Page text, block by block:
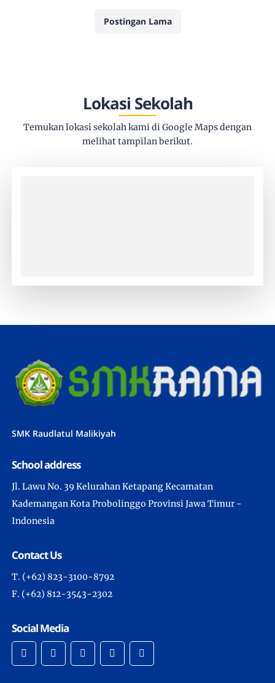
Postingan Lama
Lokasi Sekolah
Temukan lokasi sekolah kami di Google Maps dengan
melihat tampilan berikut.
SMK Raudlatul Malikiyah
School address
Jl. Lawu No. 39 Kelurahan Ketapang Kecamatan
Kademangan Kota Probolinggo Provinsi Jawa Timur -
Indonesia
Contact Us
T. (+62) 823-3100-8792
F. (+62) 812-3543-2302
Social Media